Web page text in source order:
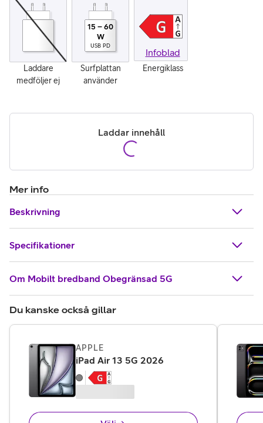
Laddare
medföljer ej
Surfplattan
använder
15 – 60
W
USB PD
Energiklass
Infoblad
Laddar innehåll
Mer info
Beskrivning
Specifikationer
Om Mobilt bredband Obegränsad 5G
Du kanske också gillar
APPLE
iPad Air 13 5G 2026